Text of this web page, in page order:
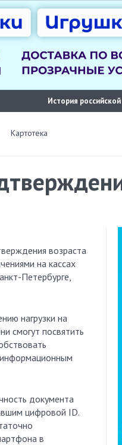
История
Картотека
на кассах
Петербурге,
нагрузки на
смогут посвятить
информационным
документа
цифровой ID.
в